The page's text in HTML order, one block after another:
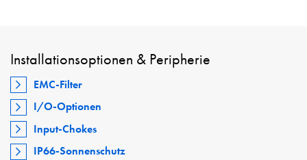
Installationsoptionen & Peripherie
EMC-Filter
I/O-Optionen
Input-Chokes
IP66-Sonnenschutz